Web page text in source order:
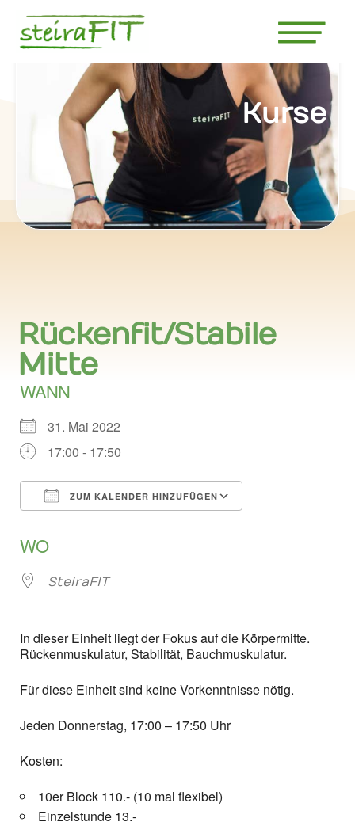
Kurse
Rückenfit/Stabile
Mitte
WANN
31. Mai 2022
17:00 - 17:50
ZUM KALENDER HINZUFÜGEN
WO
SteiraFIT
In dieser Einheit liegt der Fokus auf die Körpermitte.
Rückenmuskulatur, Stabilität, Bauchmuskulatur.
Für diese Einheit sind keine Vorkenntnisse nötig.
Jeden Donnerstag, 17:00 – 17:50 Uhr
Kosten:
10er Block 110.- (10 mal flexibel)
Einzelstunde 13.-